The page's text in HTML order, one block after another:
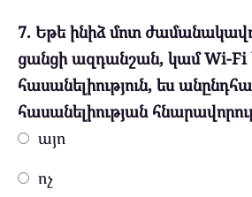
7. Եթե ինիձ մոտ
ցանցի ազդանշան, կամ Wi-
հասանելիություն, ես
հասանելիության
այո
ոչ